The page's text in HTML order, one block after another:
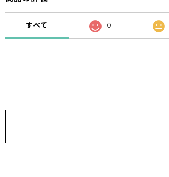
すべて 0